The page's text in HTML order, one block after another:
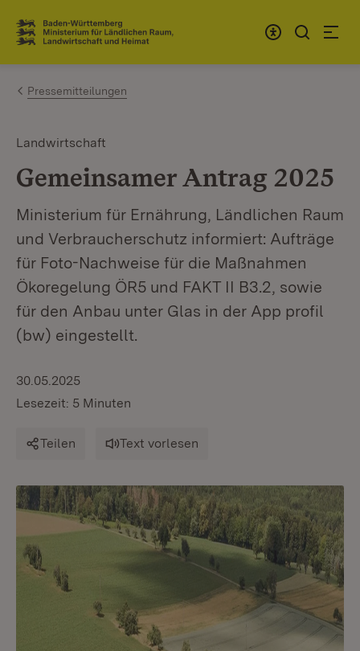
Zum Inhalt springen
Link zur Startseite
Pressemitteilungen
Landwirtschaft
Gemeinsamer Antrag 2025
Ministerium für Ernährung, Ländlichen Raum
und Verbraucherschutz informiert: Aufträge
für Foto-Nachweise für die Maßnahmen
Ökoregelung ÖR5 und FAKT II B3.2, sowie
für den Anbau unter Glas in der App profil
(bw) eingestellt.
30.05.2025
Lesezeit: 5 Minuten
Teilen Text vorlesen